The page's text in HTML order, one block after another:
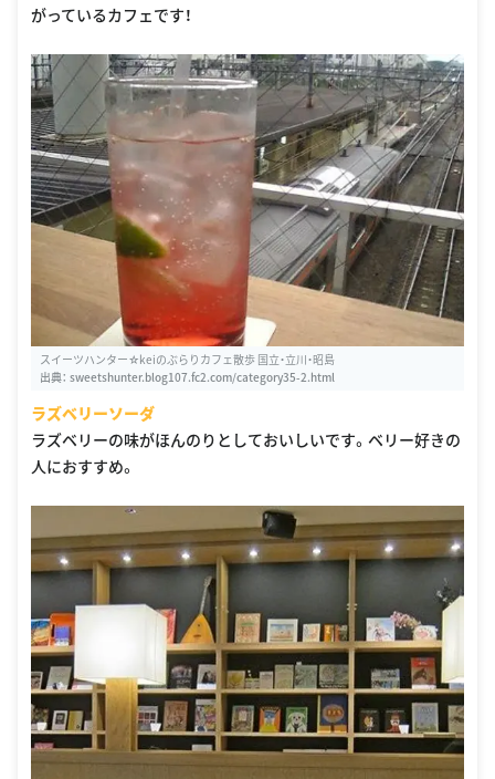
がっているカフェです！
スイーツハンター☆keiのぶらりカフェ散歩 国立・立川・昭島
出典： sweetshunter.blog107.fc2.com/category35-2.html
ラズベリーソーダ
ラズベリーの味がほんのりとしておいしいです。ベリー好きの
人におすすめ。